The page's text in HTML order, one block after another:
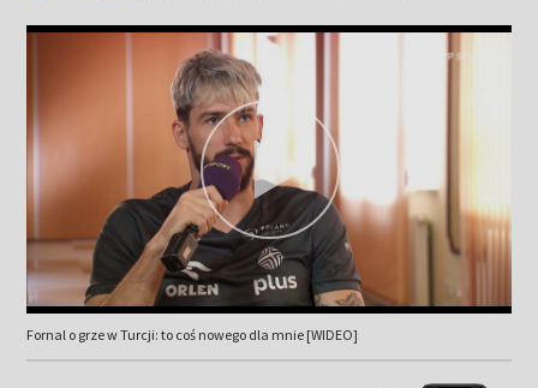
Fornal o grze w Turcji: to coś nowego dla mnie [WIDEO]